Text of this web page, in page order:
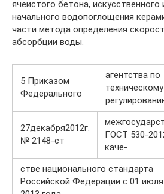
ячеистого бетона, искусственного
начального водопоглощения
части метода определения
абсорбции воды.
5 Приказом
Федерального
агентства по
техническому
27декабря2012г.
№ 2148-ст
ГОСТ 530-
каче-
стве национального стандарта
Российской Федерации с 01 июля